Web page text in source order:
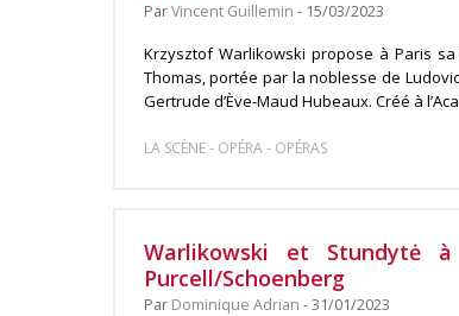
ParVincent Guillemin - 15/03/2023
Krzysztof Warlikowski propose à Paris
Thomas, portée par la noblesse de
Gertrude d’Ève-Maud Hubeaux. Créé à
LA SCÈNE- OPÉRA- OPÉRAS
Warlikowski et Stundytė
Purcell/Schoenberg
Par Dominique Adrian - 31/01/2023